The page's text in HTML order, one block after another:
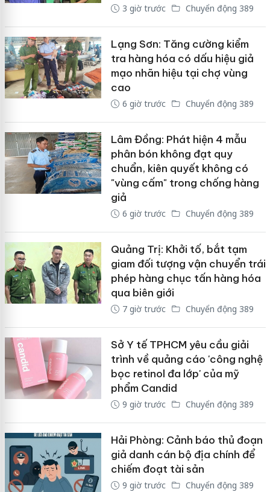
3 giờ trước Chuyển động 389
Lạng Sơn: Tăng cường kiểm
tra hàng hóa có dấu hiệu giả
mạo nhãn hiệu tại chợ vùng
cao
6 giờ trước Chuyển động 389
Lâm Đồng: Phát hiện 4 mẫu
phân bón không đạt quy
chuẩn, kiên quyết không có
"vùng cấm" trong chống hàng
giả
6 giờ trước Chuyển động 389
Quảng Trị: Khởi tố, bắt tạm
giam đối tượng vận chuyển trái
phép hàng chục tấn hàng hóa
qua biên giới
7 giờ trước Chuyển động 389
Sở Y tế TPHCM yêu cầu giải
trình về quảng cáo 'công nghệ
bọc retinol đa lớp' của mỹ
phẩm Candid
9 giờ trước Chuyển động 389
Hải Phòng: Cảnh báo thủ đoạn
giả danh cán bộ địa chính để
chiếm đoạt tài sản
9 giờ trước Chuyển động 389